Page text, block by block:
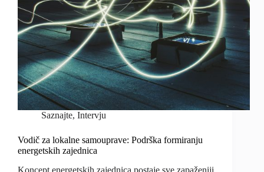
Saznajte, Intervju
Vodič za lokalne samouprave: Podrška formiranju
energetskih zajednica
Koncept energetskih zajednica postaje sve zapaženiji